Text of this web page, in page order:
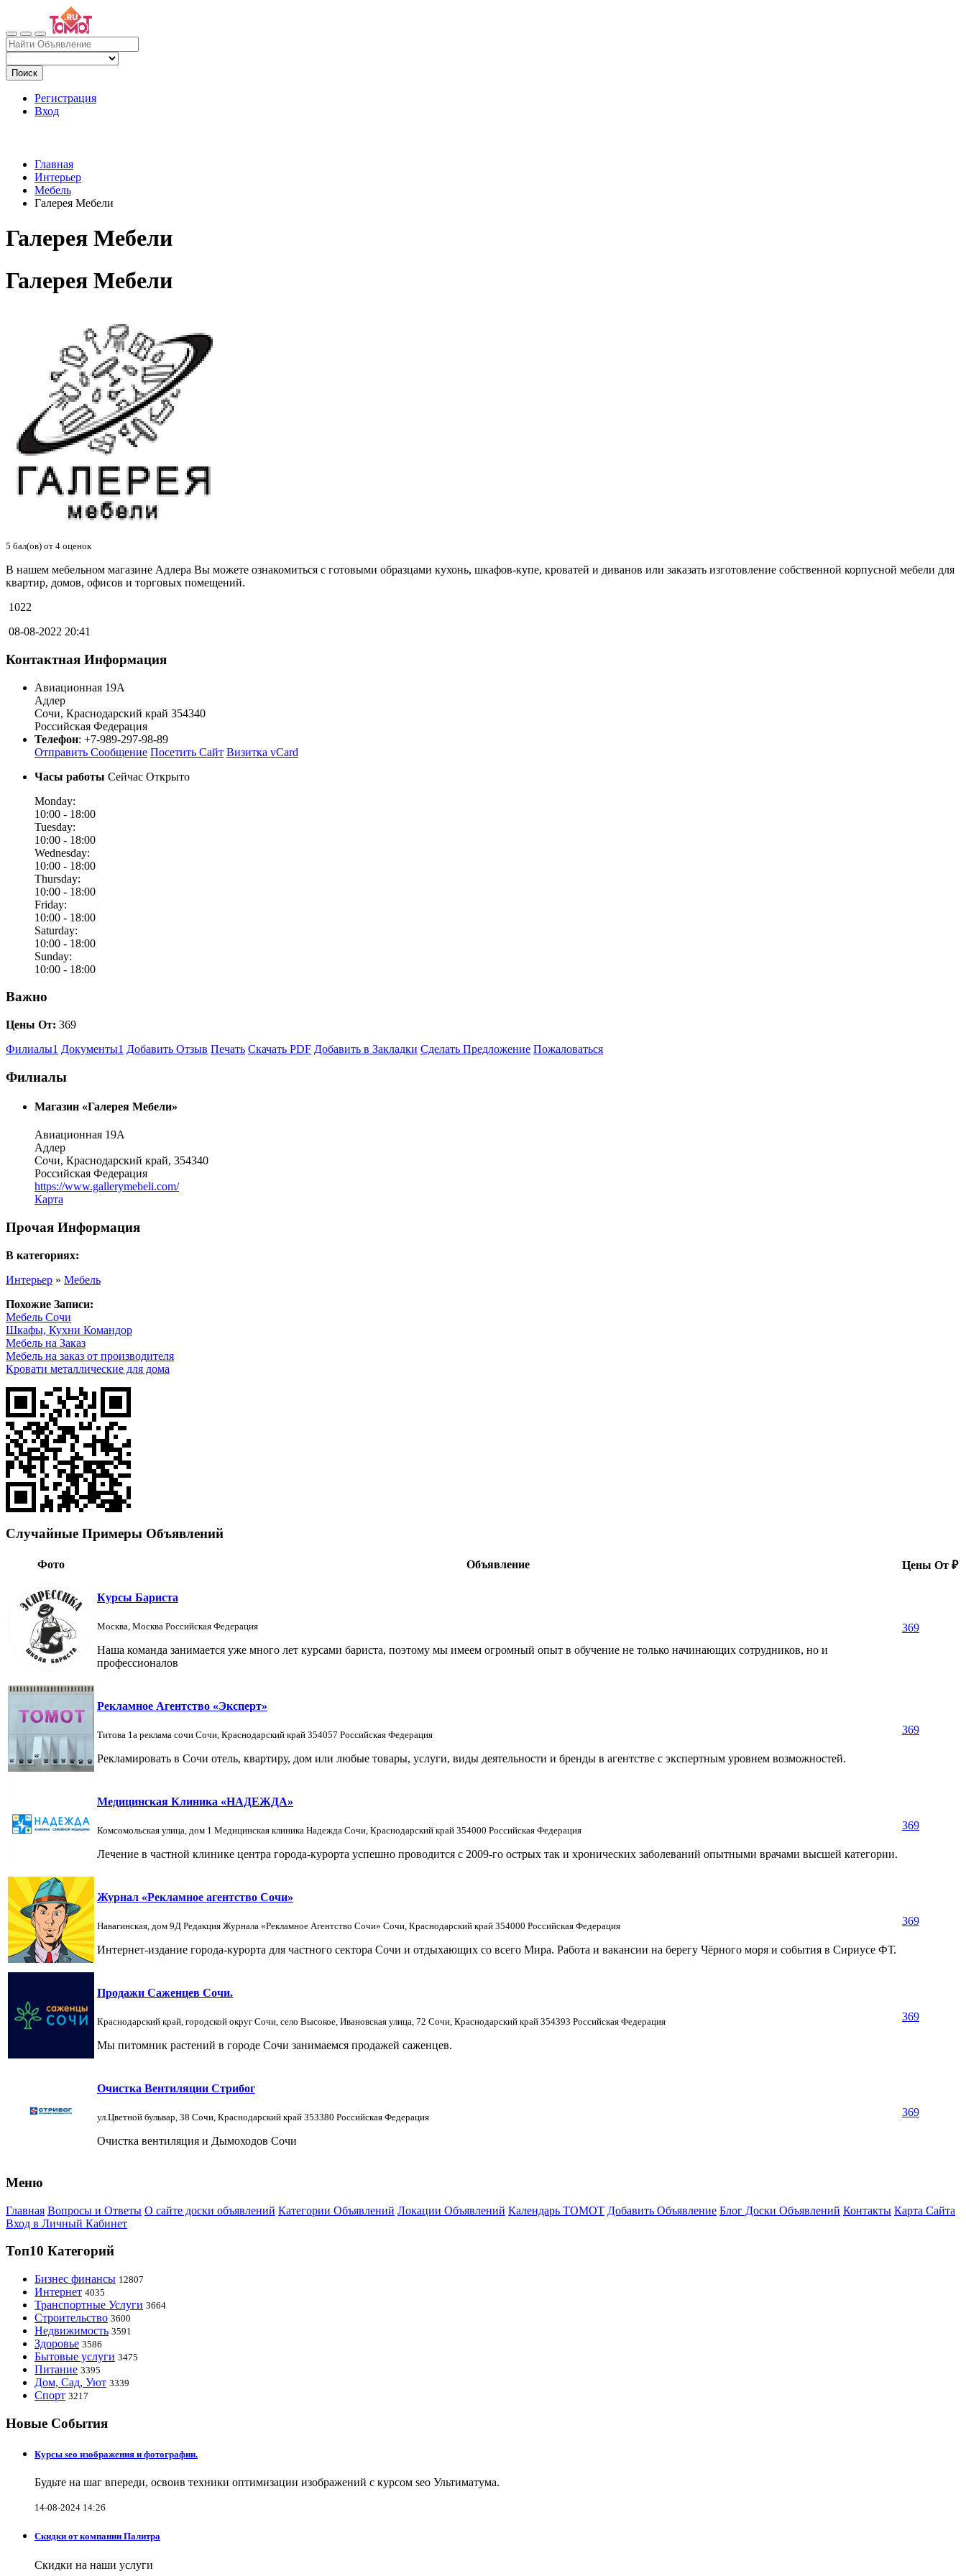
Поиск
Регистрация
Вход
Главная
Интерьер
Мебель
Галерея Мебели
Галерея Мебели
Галерея Мебели
5 бал(ов) от 4 оценок
В нашем мебельном магазине Адлера Вы можете ознакомиться с готовыми образцами кухонь, шкафов-купе, кроватей и диванов или заказать изготовление собственной корпусной мебели для
квартир, домов, офисов и торговых помещений.
1022
08-08-2022 20:41
Контактная Информация
Авиационная 19А
Адлер
Сочи, Краснодарский край 354340
Российская Федерация
Телефон: +7-989-297-98-89
Отправить Сообщение Посетить Сайт Визитка vCard
Часы работы Сейчас Открыто
Monday:
10:00 - 18:00
Tuesday:
10:00 - 18:00
Wednesday:
10:00 - 18:00
Thursday:
10:00 - 18:00
Friday:
10:00 - 18:00
Saturday:
10:00 - 18:00
Sunday:
10:00 - 18:00
Важно
Цены От: 369
Филиалы1 Документы1 Добавить Отзыв Печать Скачать PDF Добавить в Закладки Сделать Предложение Пожаловаться
Филиалы
Магазин «Галерея Мебели»
Авиационная 19А
Адлер
Сочи, Краснодарский край, 354340
Российская Федерация
https://www.gallerymebeli.com/
Карта
Прочая Информация
В категориях:
Интерьер » Мебель
Похожие Записи:
Мебель Сочи
Шкафы, Кухни Командор
Мебель на Заказ
Мебель на заказ от производителя
Кровати металлические для дома
Случайные Примеры Объявлений
Фото Объявление Цены От ₽
Курсы Бариста
Москва, Москва Российская Федерация
Наша команда занимается уже много лет курсами бариста, поэтому мы имеем огромный опыт в обучение не только начинающих сотрудников, но и
профессионалов
369
Рекламное Агентство «Эксперт»
Титова 1а реклама сочи Сочи, Краснодарский край 354057 Российская Федерация
Рекламировать в Сочи отель, квартиру, дом или любые товары, услуги, виды деятельности и бренды в агентстве с экспертным уровнем возможностей.
369
Медицинская Клиника «НАДЕЖДА»
Комсомольская улица, дом 1 Медицинская клиника Надежда Сочи, Краснодарский край 354000 Российская Федерация
Лечение в частной клинике центра города-курорта успешно проводится с 2009-го острых так и хронических заболеваний опытными врачами высшей категории.
369
Журнал «Рекламное агентство Сочи»
Навагинская, дом 9Д Редакция Журнала «Рекламное Агентство Сочи» Сочи, Краснодарский край 354000 Российская Федерация
Интернет-издание города-курорта для частного сектора Сочи и отдыхающих со всего Мира. Работа и вакансии на берегу Чёрного моря и события в Сириусе ФТ.
369
Продажи Саженцев Сочи.
Краснодарский край, городской округ Сочи, село Высокое, Ивановская улица, 72 Сочи, Краснодарский край 354393 Российская Федерация
Мы питомник растений в городе Сочи занимаемся продажей саженцев.
369
Очистка Вентиляции Стрибог
ул.Цветной бульвар, 38 Сочи, Краснодарский край 353380 Российская Федерация
Очистка вентиляция и Дымоходов Сочи
369
Меню
Главная Вопросы и Ответы О сайте доски объявлений Категории Объявлений Локации Объявлений Календарь ТОМОТ Добавить Объявление Блог Доски Объявлений Контакты Карта Сайта
Вход в Личный Кабинет
Топ10 Категорий
Бизнес финансы 12807
Интернет 4035
Транспортные Услуги 3664
Строительство 3600
Недвижимость 3591
Здоровье 3586
Бытовые услуги 3475
Питание 3395
Дом, Сад, Уют 3339
Спорт 3217
Новые События
Курсы seo изображения и фотографии.
Будьте на шаг впереди, освоив техники оптимизации изображений с курсом seo Ультиматума.
14-08-2024 14:26
Скидки от компании Палитра
Скидки на наши услуги